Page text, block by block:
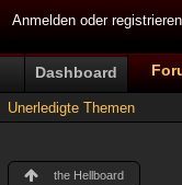
Anmelden oder registrieren
Dashboard
Unerledigte Themen
the Hellboard